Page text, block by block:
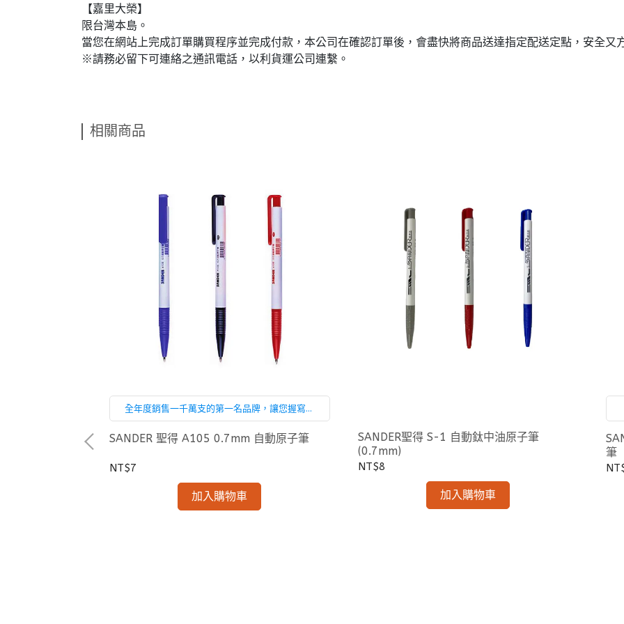
【嘉里大榮】
限台灣本島。
當您在網站上完成訂單購買程序並完成付款，本公司在確認訂單後，會盡快將商品送達指定配送定點，安全又
※請務必留下可連絡之通訊電話，以利貨運公司連繫。
相關商品
全年度銷售一千萬支的第一名品牌，讓您握寫時
輕鬆又省力！辦公、讀書最佳的選擇，滑順輕盈
不費力，隨心書寫好心情！
SANDER 聖得 A105 0.7mm 自動原子筆
NT$7
加入購物車
SANDER聖得 S-1 自動鈦中油原子筆
(0.7mm)
NT$8
加入購物車
筆